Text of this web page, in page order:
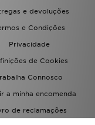
e devoluções
e Condições
Privacidade
de Cookies
Connosco
a minha encomenda
de reclamações